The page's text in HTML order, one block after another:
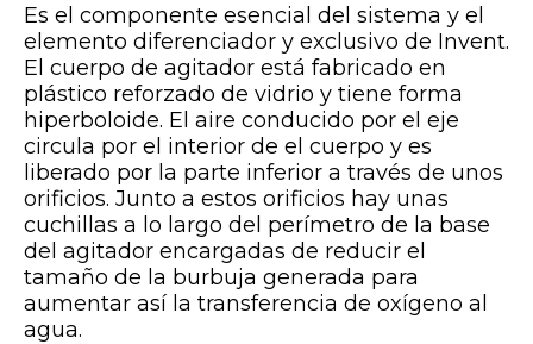
Es el componente esencial del sistema y el
elemento diferenciador y exclusivo de Invent.
El cuerpo de agitador está fabricado en
plástico reforzado de vidrio y tiene forma
hiperboloide. El aire conducido por el eje
circula por el interior de el cuerpo y es
liberado por la parte inferior a través de unos
orificios. Junto a estos orificios hay unas
cuchillas a lo largo del perímetro de la base
del agitador encargadas de reducir el
tamaño de la burbuja generada para
aumentar así la transferencia de oxígeno al
agua.